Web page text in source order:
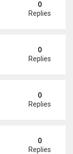
007'
0
Replies
0
Replies
sao châu Á
0
Replies
0
Replies